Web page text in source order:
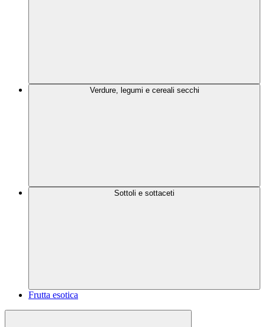
Verdure, legumi e cereali secchi
Sottoli e sottaceti
Frutta esotica